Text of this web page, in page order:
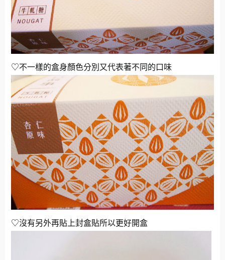
♡不一樣的盒身顏色分別又代表著不同的口味
♡沒有另外再貼上封盒貼所以更好開盒